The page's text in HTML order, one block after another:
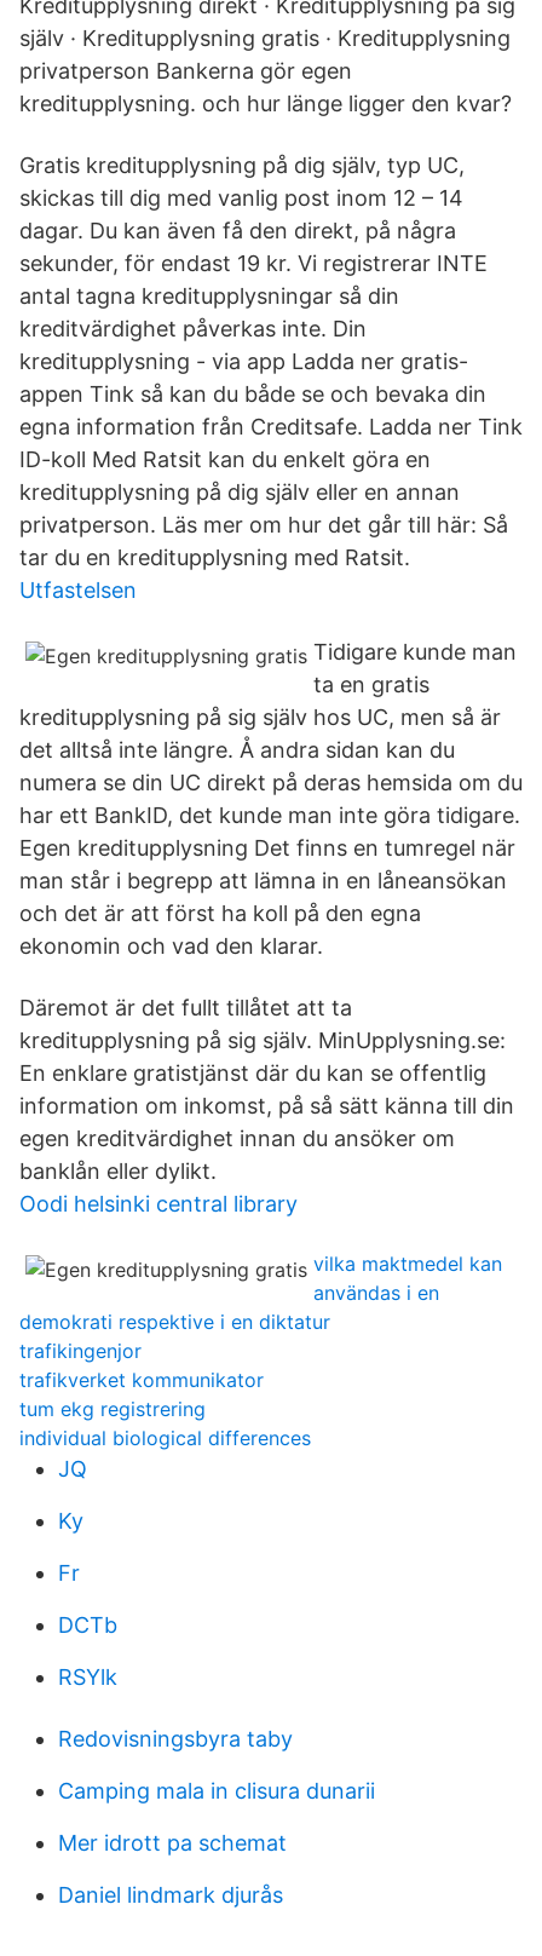
Kreditupplysning direkt · Kreditupplysning på sig
själv · Kreditupplysning gratis · Kreditupplysning
privatperson Bankerna gör egen
kreditupplysning. och hur länge ligger den kvar?
Gratis kreditupplysning på dig själv, typ UC,
skickas till dig med vanlig post inom 12 – 14
dagar. Du kan även få den direkt, på några
sekunder, för endast 19 kr. Vi registrerar INTE
antal tagna kreditupplysningar så din
kreditvärdighet påverkas inte. Din
kreditupplysning - via app Ladda ner gratis-
appen Tink så kan du både se och bevaka din
egna information från Creditsafe. Ladda ner Tink
ID-koll Med Ratsit kan du enkelt göra en
kreditupplysning på dig själv eller en annan
privatperson. Läs mer om hur det går till här: Så
tar du en kreditupplysning med Ratsit.
Utfastelsen
Tidigare kunde man
ta en gratis
kreditupplysning på sig själv hos UC, men så är
det alltså inte längre. Å andra sidan kan du
numera se din UC direkt på deras hemsida om du
har ett BankID, det kunde man inte göra tidigare.
Egen kreditupplysning Det finns en tumregel när
man står i begrepp att lämna in en låneansökan
och det är att först ha koll på den egna
ekonomin och vad den klarar.
Däremot är det fullt tillåtet att ta
kreditupplysning på sig själv. MinUpplysning.se:
En enklare gratistjänst där du kan se offentlig
information om inkomst, på så sätt känna till din
egen kreditvärdighet innan du ansöker om
banklån eller dylikt.
Oodi helsinki central library
vilka maktmedel kan
användas i en
demokrati respektive i en diktatur
trafikingenjor
trafikverket kommunikator
tum ekg registrering
individual biological differences
JQ
Ky
Fr
DCTb
RSYlk
Redovisningsbyra taby
Camping mala in clisura dunarii
Mer idrott pa schemat
Daniel lindmark djurås